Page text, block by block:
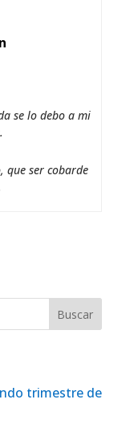
se lo debo a mi
que ser cobarde
trimestre de